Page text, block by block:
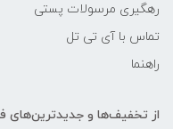
رهگیری مرسولات پستی
تماس با آی تی تل
راهنما
از تخفیف‌ها و جدیدترین‌های